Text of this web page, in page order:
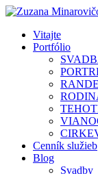
Vitajte
Portfólio
RANDE
Cenník služieb
Blog
Svadby